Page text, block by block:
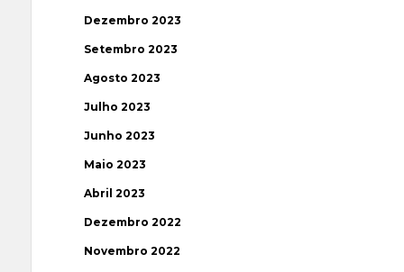
Dezembro 2023
Setembro 2023
Agosto 2023
Julho 2023
Junho 2023
Maio 2023
Abril 2023
Dezembro 2022
Novembro 2022